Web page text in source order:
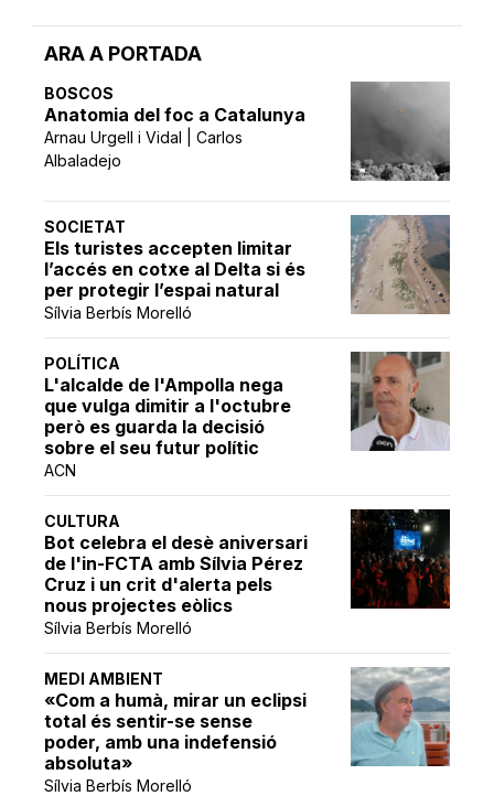
ARA A PORTADA
BOSCOS
Anatomia del foc a Catalunya
Arnau Urgell i Vidal | Carlos
Albaladejo
SOCIETAT
Els turistes accepten limitar
l’accés en cotxe al Delta si és
per protegir l’espai natural
Sílvia Berbís Morelló
POLÍTICA
L'alcalde de l'Ampolla nega
que vulga dimitir a l'octubre
però es guarda la decisió
sobre el seu futur polític
ACN
CULTURA
Bot celebra el desè aniversari
de l'in-FCTA amb Sílvia Pérez
Cruz i un crit d'alerta pels
nous projectes eòlics
Sílvia Berbís Morelló
MEDI AMBIENT
«Com a humà, mirar un eclipsi
total és sentir-se sense
poder, amb una indefensió
absoluta»
Sílvia Berbís Morelló